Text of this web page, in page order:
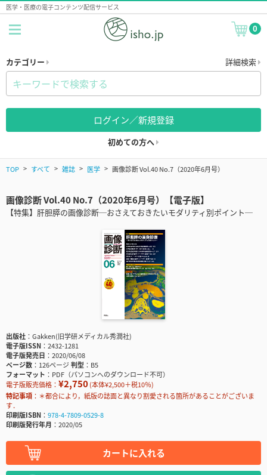
医学・医療の電子コンテンツ配信サービス
0
カテゴリー 詳細検索
ログイン／新規登録
初めての方へ
TOP すべて 雑誌 医学 画像診断 Vol.40 No.7（2020年6月号）
画像診断 Vol.40 No.7（2020年6月号）【電子版】
【特集】肝胆膵の画像診断─おさえておきたいモダリティ別ポイント─
出版社
Gakken(旧学研メディカル秀潤社)
電子版ISSN
2432-1281
電子版発売日
2020/06/08
ページ数
126ページ判型
B5
フォーマット
PDF（パソコンへのダウンロード不可）
電子版販売価格： ¥2,750(本体¥2,500＋税10％)
特記事項
＊都合により，紙版の誌面と異なり割愛される箇所があることがございま
す．
印刷版ISBN
978-4-7809-0529-8
印刷版発行年月
2020/05
カートに入れる